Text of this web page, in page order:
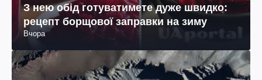
З нею обід готуватимете дуже швидко:
рецепт борщової заправки на зиму
Вчора